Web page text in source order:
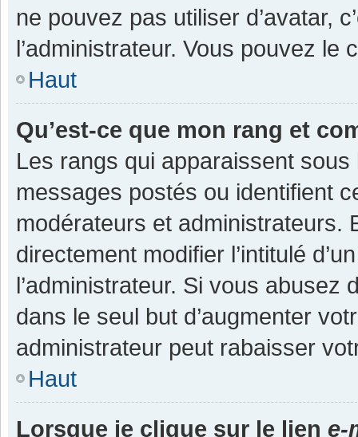
ne pouvez pas utiliser d’avatar,
l’administrateur. Vous pouvez
Haut
Qu’est-ce que mon rang et
Les rangs qui apparaissent
messages postés ou identifient
modérateurs et administrateurs.
directement modifier l’intitulé
l’administrateur. Si vous
dans le seul but d’augmenter
administrateur peut rabaisser
Haut
Lorsque je clique sur le lien e-